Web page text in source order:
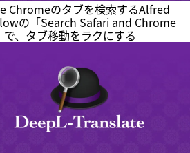
Chromeのタブを検索するAlfred
の「Search Safari and Chrome
で、タブ移動をラクにする